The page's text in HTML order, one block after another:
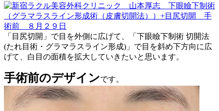
「目尻切開」で目を外側に広げて、「下眼瞼下制術 切開法
(たれ目術・グラマラスライン形成)」で目を斜め下方向に広
げて、白目の面積を拡大していきたいと思います。
手術前のデザインです。